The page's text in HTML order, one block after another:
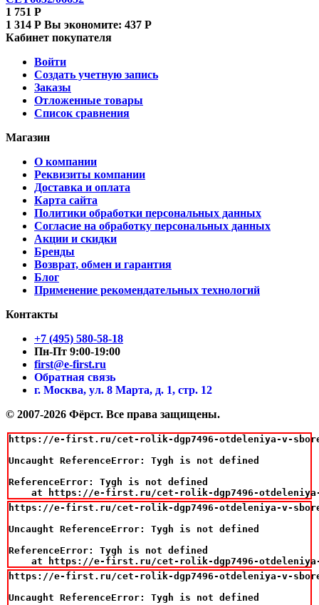
1 751 Р
1 314 Р Вы экономите: 437 Р
Кабинет покупателя
Войти
Создать учетную запись
Заказы
Отложенные товары
Список сравнения
Магазин
О компании
Реквизиты компании
Доставка и оплата
Карта сайта
Политики обработки персональных данных
Согласие на обработку персональных данных
Акции и скидки
Бренды
Возврат, обмен и гарантия
Блог
Применение рекомендательных технологий
Контакты
+7 (495) 580-58-18
Пн-Пт 9:00-19:00
first@e-first.ru
Обратная связь
г. Москва, ул. 8 Марта, д. 1, стр. 12
© 2007-2026 Фёрст. Все права защищены.
https://e-first.ru/cet-rolik-dgp7496-otdeleniya-v-sbore-
Uncaught ReferenceError: Tygh is not defined
ReferenceError: Tygh is not defined
at https://e-first.ru/cet-rolik-dgp7496-
https://e-first.ru/cet-rolik-dgp7496-otdeleniya-v-sbore-
Uncaught ReferenceError: Tygh is not defined
ReferenceError: Tygh is not defined
at https://e-first.ru/cet-rolik-dgp7496-
https://e-first.ru/cet-rolik-dgp7496-otdeleniya-v-sbore-
Uncaught ReferenceError: Tygh is not defined